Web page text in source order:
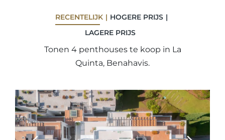
RECENTELIJK
HOGERE PRIJS
LAGERE PRIJS
Tonen 4 penthouses te koop in La
Quinta, Benahavis.